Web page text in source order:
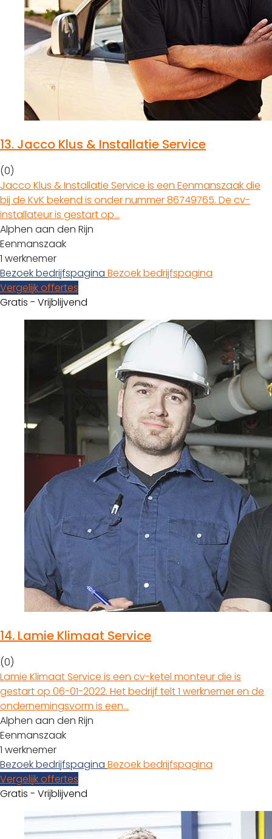
13. Jacco Klus & Installatie Service
(0)
Jacco Klus & Installatie Service is een Eenmanszaak die
bij de KvK bekend is onder nummer 86749765. De cv-
installateur is gestart op…
Alphen aan den Rijn
Eenmanszaak
1 werknemer
Bezoek bedrijfspagina Bezoek bedrijfspagina
Vergelijk offertes
Gratis - Vrijblijvend
14. Lamie Klimaat Service
(0)
Lamie Klimaat Service is een cv-ketel monteur die is
gestart op 06-01-2022. Het bedrijf telt 1 werknemer en de
ondernemingsvorm is een…
Alphen aan den Rijn
Eenmanszaak
1 werknemer
Bezoek bedrijfspagina Bezoek bedrijfspagina
Vergelijk offertes
Gratis - Vrijblijvend